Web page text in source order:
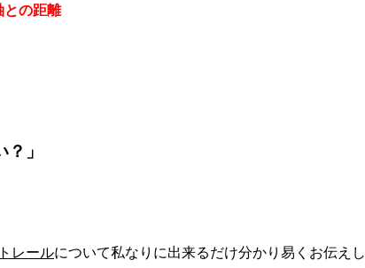
との距離
」
レールについて私なりに出来るだけ分かり易くお伝えし